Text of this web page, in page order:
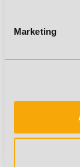
Marketing
Dein
Lerne mit